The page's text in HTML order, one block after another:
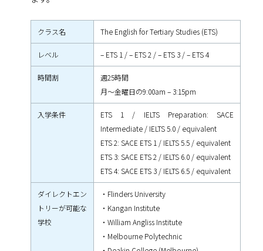
クラス名 The English for Tertiary Studies (ETS)
レベル – ETS 1 / – ETS 2 / – ETS 3 / – ETS 4
時間割
週25時間
月～金曜日の9:00am – 3:15pm
入学条件
ETS 1 / IELTS Preparation: SACE
Intermediate / IELTS 5.0 / equivalent
ETS 2: SACE ETS 1 / IELTS 5.5 / equivalent
ETS 3: SACE ETS 2 / IELTS 6.0 / equivalent
ETS 4: SACE ETS 3 / IELTS 6.5 / equivalent
ダイレクトエン
トリーが可能な
学校
・Flinders University
・Kangan Institute
・William Angliss Institute
・Melbourne Polytechnic